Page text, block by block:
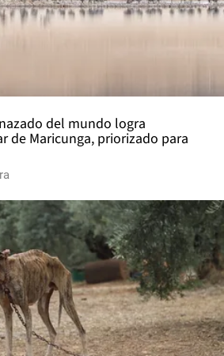
del mundo logra
de Maricunga, priorizado para